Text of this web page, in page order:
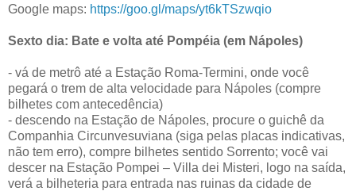
Google maps: https://goo.gl/maps/yt6kTSzwqio
Sexto dia: Bate e volta até Pompéia (em Nápoles)
- vá de metrô até a Estação Roma-Termini, onde você
pegará o trem de alta velocidade para Nápoles (compre
bilhetes com antecedência)
- descendo na Estação de Nápoles, procure o guichê da
Companhia Circunvesuviana (siga pelas placas indicativas,
não tem erro), compre bilhetes sentido Sorrento; você vai
descer na Estação Pompei – Villa dei Misteri, logo na saída,
verá a bilheteria para entrada nas ruinas da cidade de